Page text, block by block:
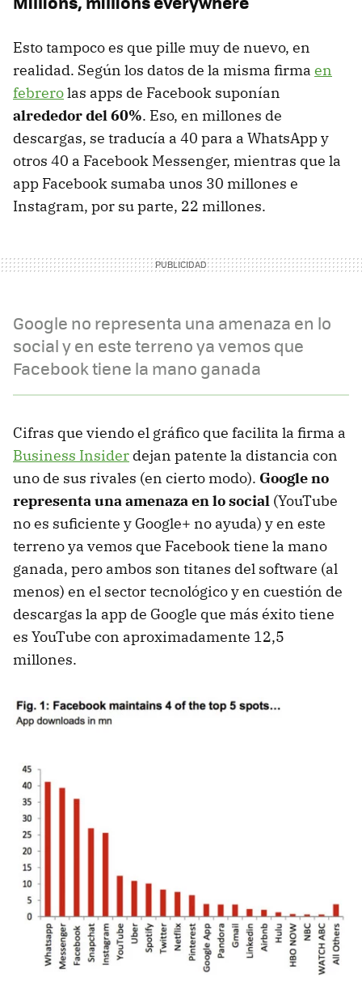
Esto tampoco es que pille muy de nuevo, en
realidad. Según los datos de la misma firma en
febrerolas apps de Facebook suponían
alrededor del 60%. Eso, en millones de
descargas, se traducía a 40 para a WhatsApp y
otros 40 a Facebook Messenger, mientras que la
app Facebook sumaba unos 30 millones e
Instagram, por su parte, 22 millones.
Google no representa una amenaza en lo
social y en este terreno ya vemos que
Facebook tiene la mano ganada
Cifras que viendo el gráfico que facilita la firma a
Business Insider dejan patente la distancia con
uno de sus rivales (en cierto modo). Google no
representa una amenaza en lo social (YouTube
no es suficiente y Google+ no ayuda) y en este
terreno ya vemos que Facebook tiene la mano
ganada, pero ambos son titanes del software (al
menos) en el sector tecnológico y en cuestión de
descargas la app de Google que más éxito tiene
es YouTube con aproximadamente 12,5
millones.